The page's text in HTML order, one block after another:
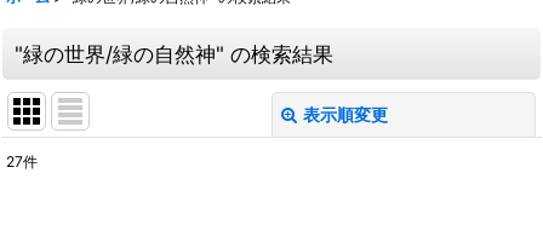
"緑の世界/緑の自然神" の検索結果
表示順変更
27件